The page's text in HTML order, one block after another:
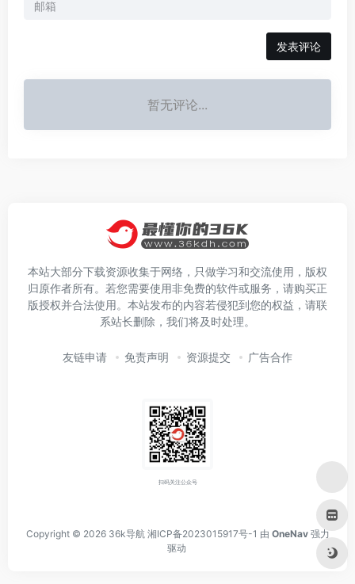
发表评论
暂无评论...
本站大部分下载资源收集于网络，只做学习和交流使用，版权
归原作者所有。若您需要使用非免费的软件或服务，请购买正
版授权并合法使用。本站发布的内容若侵犯到您的权益，请联
系站长删除，我们将及时处理。
友链申请 免责声明 资源提交 广告合作
扫码关注公众号
Copyright © 2026 36k导航 湘ICP备2023015917号-1 由 OneNav 强力
驱动